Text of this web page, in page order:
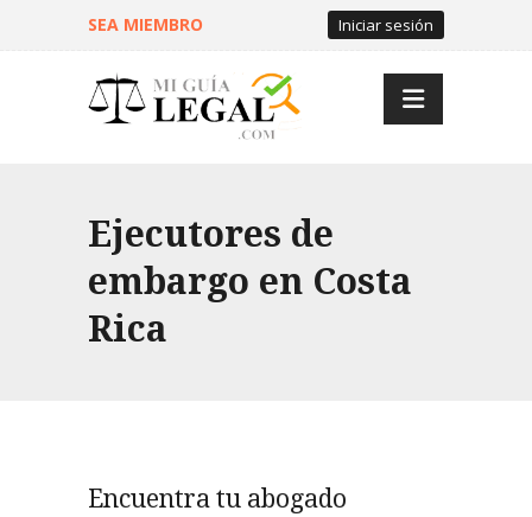
SEA MIEMBRO Iniciar sesión
Ejecutores de
embargo en Costa
Rica
Encuentra tu abogado